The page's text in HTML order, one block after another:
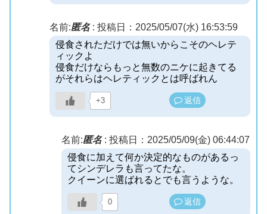
名前:匿名: 投稿日：2025/05/07(水) 16:53:59
侵食されただけでは無いからこそのヘレテ
ィックよ
侵食だけならもっと無数のニケに起きてる
がそれらはヘレティックとは呼ばれん
+3 返信
名前:匿名: 投稿日：2025/05/09(金) 06:44:07
侵食に加えて何か決定的なものがあるっ
てシンデレラも言ってたな。
クイーンに選ばれるとでも言うような。
0 返信